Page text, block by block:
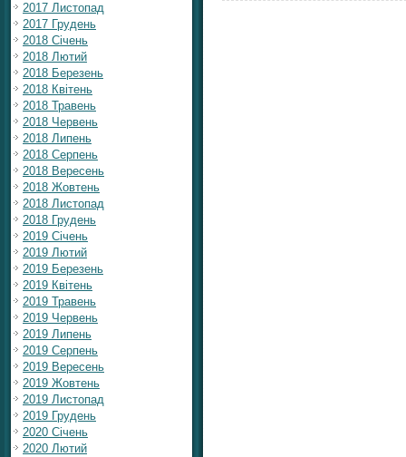
2017 Листопад
2017 Грудень
2018 Січень
2018 Лютий
2018 Березень
2018 Квітень
2018 Травень
2018 Червень
2018 Липень
2018 Серпень
2018 Вересень
2018 Жовтень
2018 Листопад
2018 Грудень
2019 Січень
2019 Лютий
2019 Березень
2019 Квітень
2019 Травень
2019 Червень
2019 Липень
2019 Серпень
2019 Вересень
2019 Жовтень
2019 Листопад
2019 Грудень
2020 Січень
2020 Лютий